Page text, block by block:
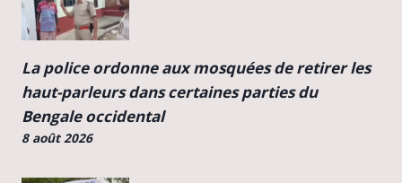
La police ordonne aux mosquées de retirer les
haut-parleurs dans certaines parties du
Bengale occidental
8 août 2026